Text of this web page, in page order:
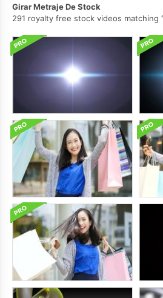
Girar Metraje De Stock
291 royalty free stock videos matching